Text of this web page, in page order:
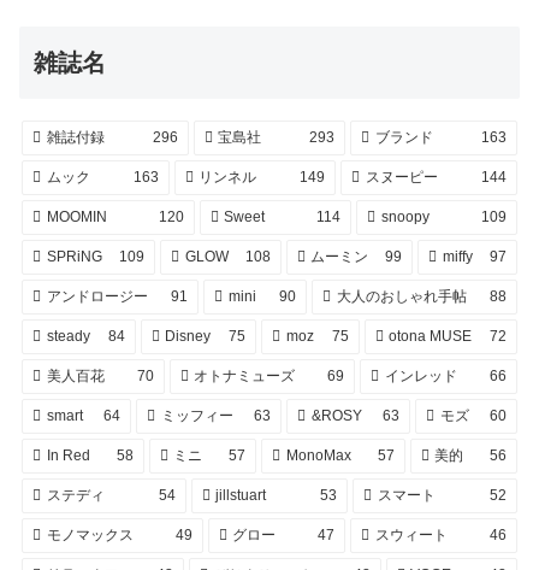
雑誌名
雑誌付録 296 宝島社 293 ブランド 163
ムック 163 リンネル 149 スヌーピー 144
MOOMIN 120 Sweet 114 snoopy 109
SPRiNG 109 GLOW 108 ムーミン 99 miffy 97
アンドロージー 91 mini 90 大人のおしゃれ手帖 88
steady 84 Disney 75 moz 75 otona MUSE 72
美人百花 70 オトナミューズ 69 インレッド 66
smart 64 ミッフィー 63 &ROSY 63 モズ 60
In Red 58 ミニ 57 MonoMax 57 美的 56
ステディ 54 jillstuart 53 スマート 52
モノマックス 49 グロー 47 スウィート 46